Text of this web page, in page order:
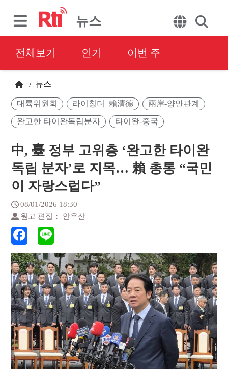
뉴스
전체보기 인기 이번 주
/ 뉴스
대륙위원회 라이칭더_賴清德 兩岸-양안관계
완고한 타이완독립분자 타이완-중국
中, 臺 정부 고위층 ‘완고한 타이완
독립 분자’로 지목… 賴 총통 “국민
이 자랑스럽다”
08/01/2026 18:30
원고 편집： 안우산